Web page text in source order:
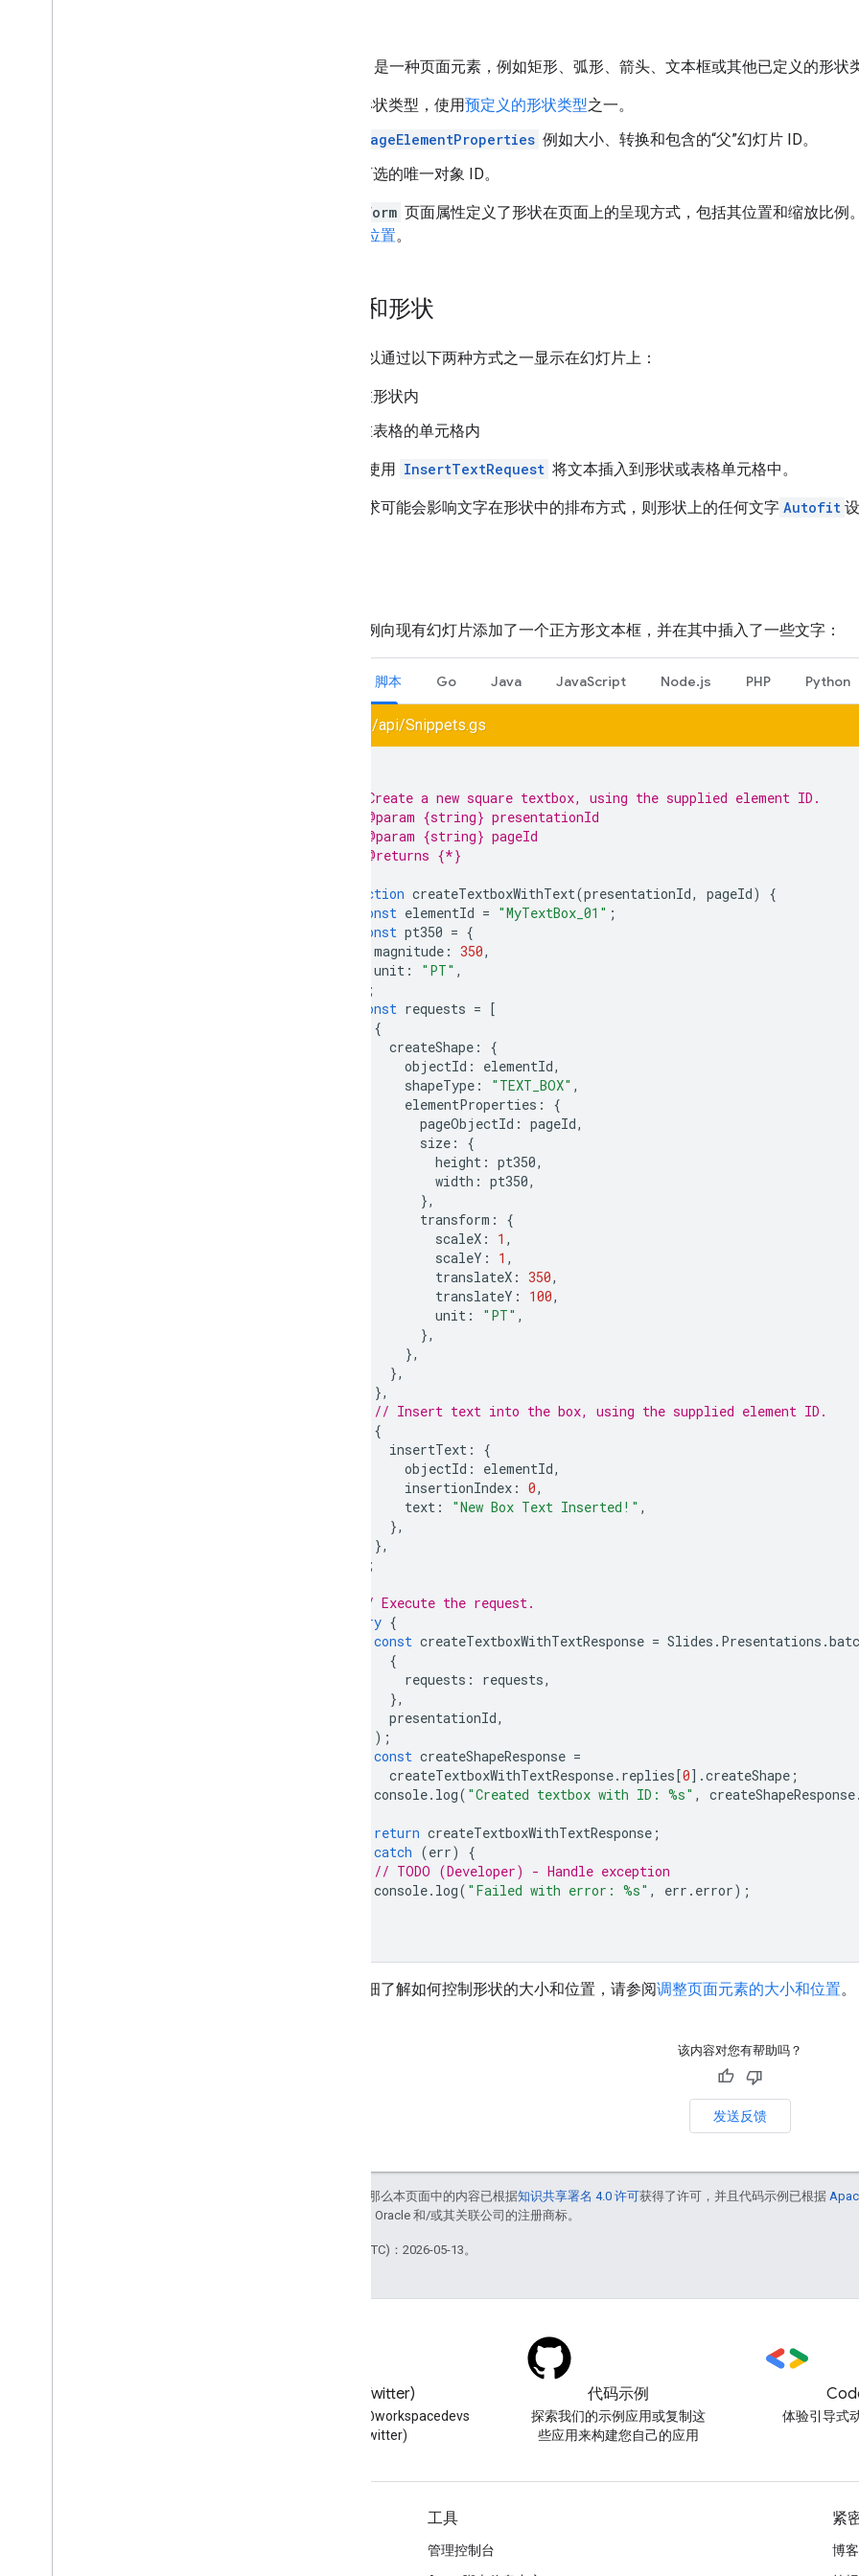
是一种页面元素，例如矩形、弧形、箭头、文本框或其他已定义的形状
形状类型，使用预定义的形状类型之一。
PageElementProperties 例如大小、转换和包含的“父”幻灯片 ID。
可选的唯一对象 ID。
transform 页面属性定义了形状在页面上的呈现方式，包括其位置和缩放比例
大小和位置。
文字和形状
文字可以通过以下两种方式之一显示在幻灯片上：
在形状内
在表格的单元格内
您可以使用 InsertTextRequest 将文本插入到形状或表格单元格中。
如果请求可能会影响文字在形状中的排布方式，则形状上的任何文字 Autofit
以下示例向现有幻灯片添加了一个正方形文本框，并在其中插入了一些文字：
Apps 脚本 Go Java JavaScript Node.js PHP Python
slides/api/Snippets.gs
* Create a new square textbox, using the supplied element ID.
* @param {string} presentationId
* @param {string} pageId
* @returns {*}
function createTextboxWithText(presentationId, pageId)
{
const elementId = "MyTextBox_01" ;
const pt350 = {
magnitude : 350,
unit : "PT" ,
};
const requests = [
{
createShape :
{
objectId : elementId,
shapeType : "TEXT_BOX" ,
elementProperties :
{
pageObjectId : pageId,
size :
{
height : pt350,
width : pt350,
},
transform :
{
scaleX : 1 ,
scaleY : 1 ,
translateX : 350,
translateY : 100,
unit : "PT" ,
},
},
},
},
// Insert text into the box, using the supplied element ID.
{
insertText :
{
objectId : elementId,
insertionIndex : 0,
text : "New Box Text Inserted!" ,
},
},
];
// Execute the request.
try {
const createTextboxWithTextResponse = Slides . Presentations .
{
requests : requests,
},
presentationId,
);
const createShapeResponse =
createTextboxWithTextResponse. replies[0].createShape ;
console. log( "Created textbox with ID: %s" , createShapeResponse.
return createTextboxWithTextResponse ;
catch (err)
{
// TODO (Developer) - Handle exception
console. log( "Failed with error: %s" , err . error);
如需详细了解如何控制形状的大小和位置，请参阅调整页面元素的大小和位置。
该内容对您有帮助吗？
发送反馈
如未另行说明，那么本页面中的内容已根据知识共享署名 4.0 许可获得了许可，并且代码示例已根据
。Java 是 Oracle 和/或其关联公司的注册商标。
最后更新时间 (UTC)：2026-05-13。
X (Twitter)
在 X 上关注 @workspacedevs
(Twitter)
代码示例
探索我们的示例应用或复制这
些应用来构建您自己的应用
体验引导式
工具
管理控制台
紧
博客